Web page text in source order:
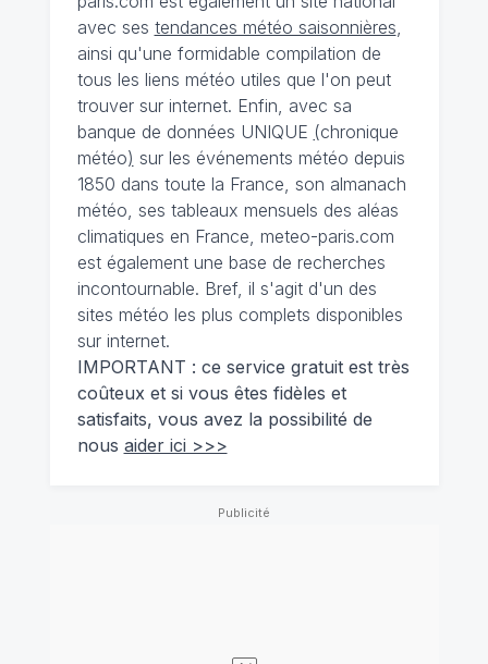
avec ses tendances météo saisonnières,
ainsi qu'une formidable compilation de
tous les liens météo utiles que l'on peut
trouver sur internet. Enfin, avec sa
banque de données UNIQUE (chronique
météo) sur les événements météo depuis
1850 dans toute la France, son almanach
météo, ses tableaux mensuels des aléas
climatiques en France, meteo-paris.com
est également une base de recherches
incontournable. Bref, il s'agit d'un des
sites météo les plus complets disponibles
sur internet.
IMPORTANT : ce service gratuit est très
coûteux et si vous êtes fidèles et
satisfaits, vous avez la possibilité de
nous aider ici >>>